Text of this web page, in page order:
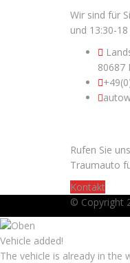
Wir sind für
und 13:30-
80687
Rufen Sie
Traumauto
Kontakt
© Copyright
Vehicle added!
The vehicle is already in the